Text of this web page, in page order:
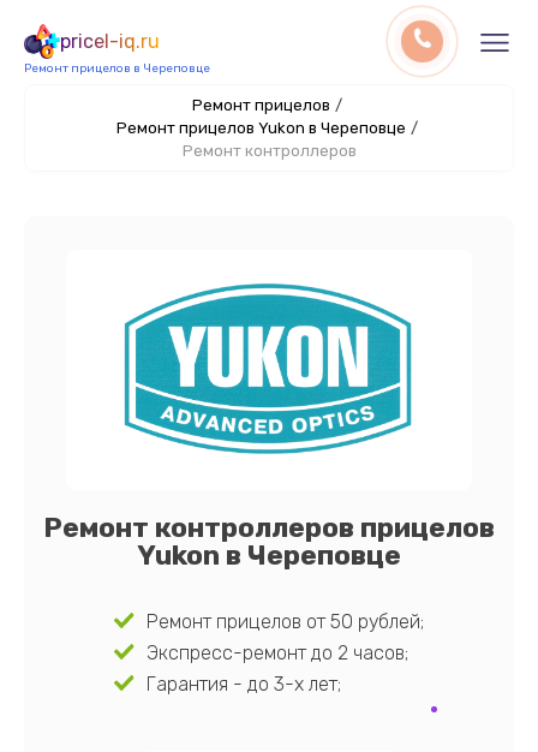
pricel-iq.ru
Ремонт прицелов в Череповце
Ремонт прицелов /
Ремонт прицелов Yukon в Череповце /
Ремонт контроллеров
Ремонт контроллеров прицелов
Yukon в Череповце
Ремонт прицелов от 50 рублей;
Экспресс-ремонт до 2 часов;
Гарантия - до 3-х лет;